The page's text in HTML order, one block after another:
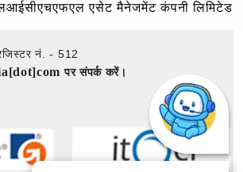
एसेट मैनेजमेंट कंपनी लिमिटेड
नं. - 512
पर संपर्क करें।